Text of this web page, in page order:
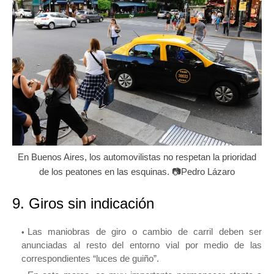
En Buenos Aires, los automovilistas no respetan la prioridad
de los peatones en las esquinas. 📷Pedro Lázaro
9. Giros sin indicación
Las maniobras de giro o cambio de carril deben ser
anunciadas al resto del entorno vial por medio de las
correspondientes “luces de guiño”.